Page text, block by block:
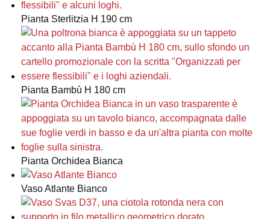
Pianta Sterlitzia H 190 cm
Pianta Bambù H 180 cm
Pianta Orchidea Bianca
Vaso Atlante Bianco